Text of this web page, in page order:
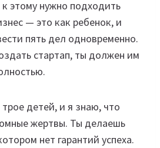
к этому нужно подходить
— это как ребенок, и
пять дел одновременно.
стартап, ты должен им
детей, и я знаю, что
жертвы. Ты делаешь
нет гарантий успеха.